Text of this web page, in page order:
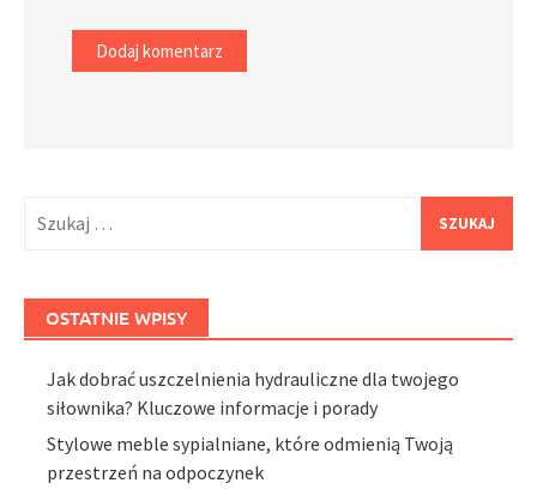
OSTATNIE WPISY
Jak dobrać uszczelnienia hydrauliczne dla twojego
siłownika? Kluczowe informacje i porady
Stylowe meble sypialniane, które odmienią Twoją
przestrzeń na odpoczynek